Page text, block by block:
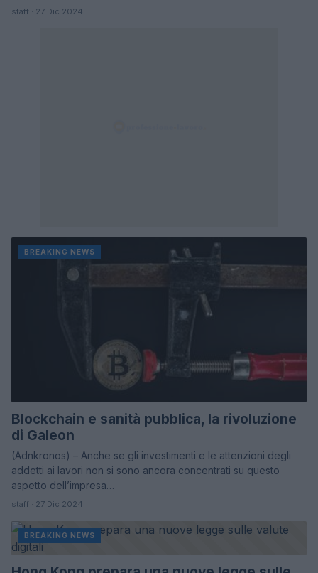
staff · 27 Dic 2024
BREAKING NEWS
Blockchain e sanità pubblica, la rivoluzione
di Galeon
(Adnkronos) – Anche se gli investimenti e le attenzioni degli
addetti ai lavori non si sono ancora concentrati su questo
aspetto dell’impresa…
staff · 27 Dic 2024
BREAKING NEWS